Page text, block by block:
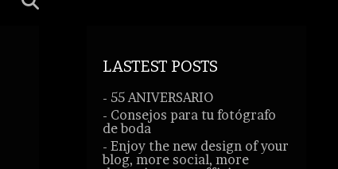
LASTEST POSTS
- 55 ANIVERSARIO
- Consejos para tu fotógrafo
de boda
- Enjoy the new design of your
blog, more social, more